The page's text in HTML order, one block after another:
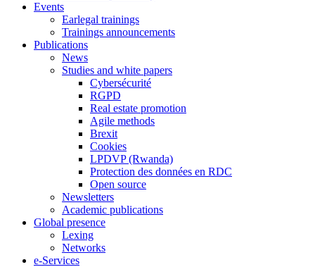
Events
Earlegal trainings
Trainings announcements
Publications
News
Studies and white papers
Cybersécurité
RGPD
Real estate promotion
Agile methods
Brexit
Cookies
LPDVP (Rwanda)
Protection des données en RDC
Open source
Newsletters
Academic publications
Global presence
Lexing
Networks
e-Services